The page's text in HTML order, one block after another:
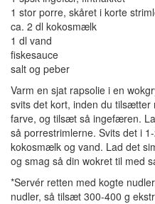
1 stor porre, skåret i korte
ca. 2 dl kokosmælk
1 dl vand
fiskesauce
salt og peber
Varm en sjat rapsolie i en
svits det kort, inden du
farve, og tilsæt så ingefæren.
så porrestrimlerne. Svits det i
kokosmælk og vand. Lad det
og smag så din wokret til med
*Servér retten med kogte
nudler, så tilsæt 300-400 g